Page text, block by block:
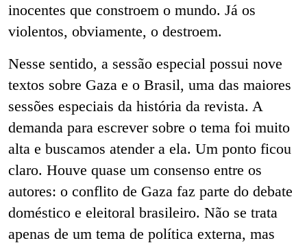
inocentes que constroem o mundo. Já os
violentos, obviamente, o destroem.
Nesse sentido, a sessão especial possui nove
textos sobre Gaza e o Brasil, uma das maiores
sessões especiais da história da revista. A
demanda para escrever sobre o tema foi muito
alta e buscamos atender a ela. Um ponto ficou
claro. Houve quase um consenso entre os
autores: o conflito de Gaza faz parte do debate
doméstico e eleitoral brasileiro. Não se trata
apenas de um tema de política externa, mas